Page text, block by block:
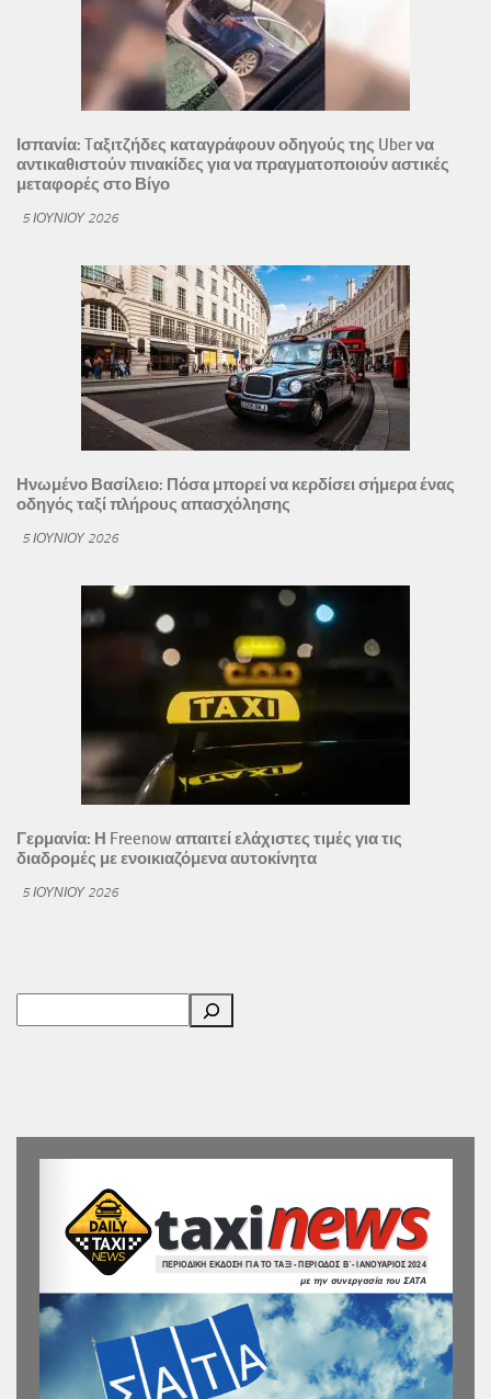
Ισπανία: Tαξιτζήδες καταγράφουν οδηγούς της Uber να
αντικαθιστούν πινακίδες για να πραγματοποιούν αστικές
μεταφορές στο Βίγο
5 ΙΟΥΝΊΟΥ 2026
Ηνωμένο Βασίλειο: Πόσα μπορεί να κερδίσει σήμερα ένας
οδηγός ταξί πλήρους απασχόλησης
5 ΙΟΥΝΊΟΥ 2026
Γερμανία: Η Freenow απαιτεί ελάχιστες τιμές για τις
διαδρομές με ενοικιαζόμενα αυτοκίνητα
5 ΙΟΥΝΊΟΥ 2026